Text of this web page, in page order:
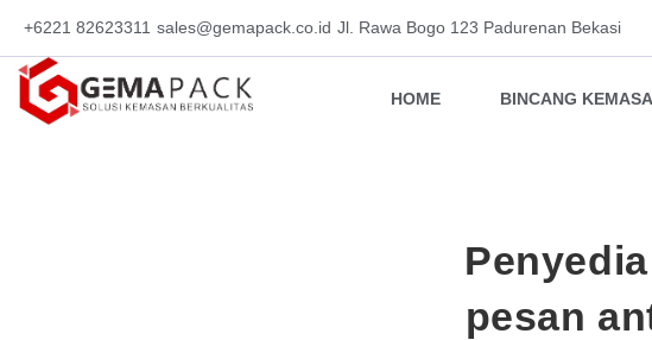
+6221 82623311 sales@gemapack.co.id Jl. Rawa Bogo 123 Padurenan Bekasi
HOME BINCANG
pesan